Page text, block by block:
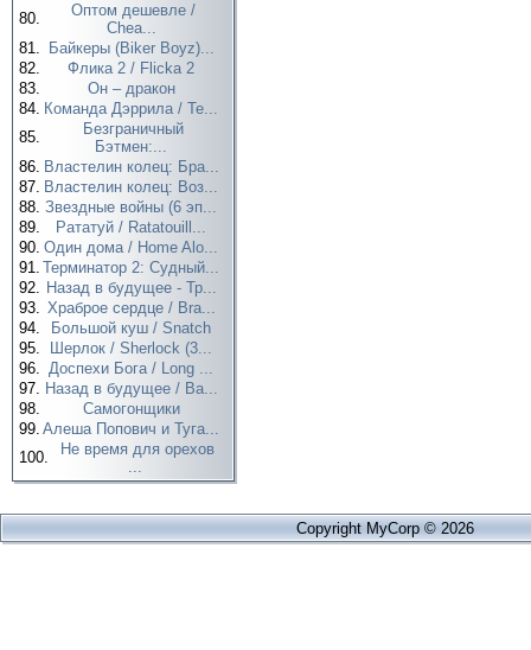
80.
Оптом дешевле /
Chea...
81.
Байкеры (Biker Boyz)...
82.
Флика 2 / Flicka 2
83.
Он – дракон
84. Команда Дэррила / Te...
85.
Безграничный
Бэтмен:...
86. Властелин колец: Бра...
87. Властелин колец: Воз...
88. Звездные войны (6 эп...
89.
Рататуй / Ratatouill...
90. Один дома / Home Alo...
91. Терминатор 2: Судный...
92. Назад в будущее - Тр...
93. Храброе сердце / Bra...
94.
Большой куш / Snatch
95.
Шерлок / Sherlock (3...
96. Доспехи Бога / Long ...
97. Назад в будущее / Ba...
98.
Самогонщики
99. Алеша Попович и Туга...
100.
Не время для орехов
...
Copyright MyCorp © 2026